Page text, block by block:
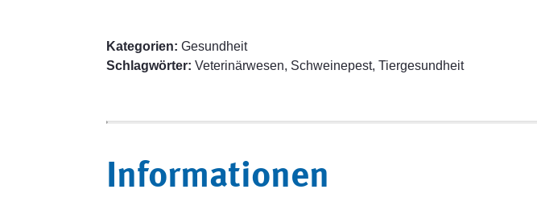
Kategorien: Gesundheit
Schlagwörter: Veterinärwesen, Schweinepest, Tiergesundheit
Informationen